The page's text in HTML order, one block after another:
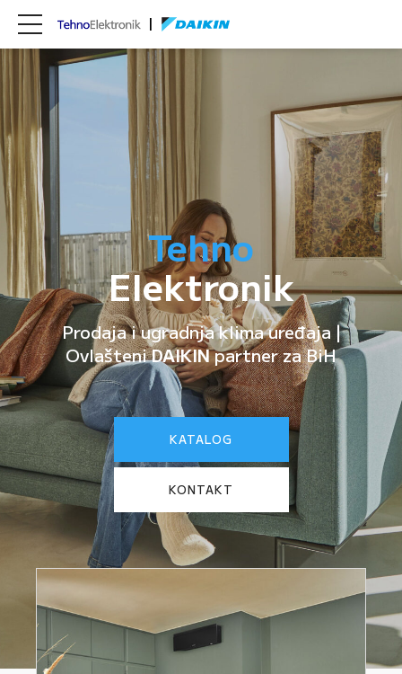
Tehno
Elektronik
Prodaja i ugradnja klima uređaja |
OvlašteniDAIKINpartner za BiH
KATALOG
KONTAKT